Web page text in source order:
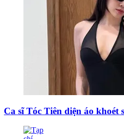
Ca sĩ Tóc Tiên diện áo khoét